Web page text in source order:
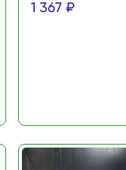
1 367 ₽